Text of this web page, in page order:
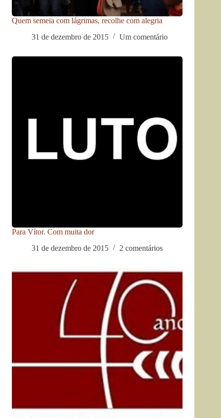
Quem semeia com lágrimas, recolhe com alegria
31 de dezembro de 2015
Um comentário
Para Vítor. Com muita dor
31 de dezembro de 2015
2 comentários